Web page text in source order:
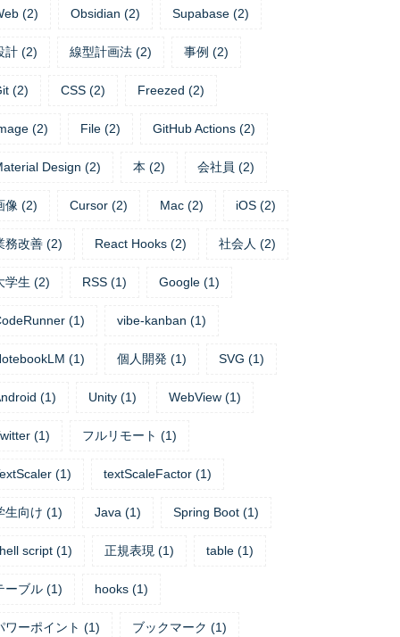
(2) Obsidian (2) Supabase (2)
計 (2) 線型計画法 (2) 事例 (2)
(2) CSS (2) Freezed (2)
(2) File (2) GitHub Actions (2)
Design (2) 本 (2) 会社員 (2)
像 (2) Cursor (2) Mac (2) iOS (2)
務改善 (2) React Hooks (2) 社会人 (2)
学生 (2) RSS (1) Google (1)
(1) vibe-kanban (1)
(1) 個人開発 (1) SVG (1)
(1) Unity (1) WebView (1)
(1) フルリモート (1)
(1) textScaleFactor (1)
生向け (1) Java (1) Spring Boot (1)
script (1) 正規表現 (1) table (1)
ーブル (1) hooks (1)
ワーポイント (1) ブックマーク (1)